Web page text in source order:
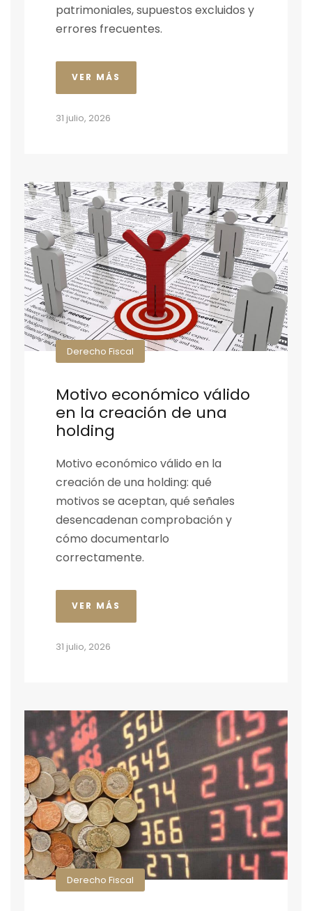
patrimoniales, supuestos excluidos y
errores frecuentes.
VER MÁS
31 julio, 2026
Derecho Fiscal
Motivo económico válido
en la creación de una
holding
Motivo económico válido en la
creación de una holding: qué
motivos se aceptan, qué señales
desencadenan comprobación y
cómo documentarlo
correctamente.
VER MÁS
31 julio, 2026
Derecho Fiscal